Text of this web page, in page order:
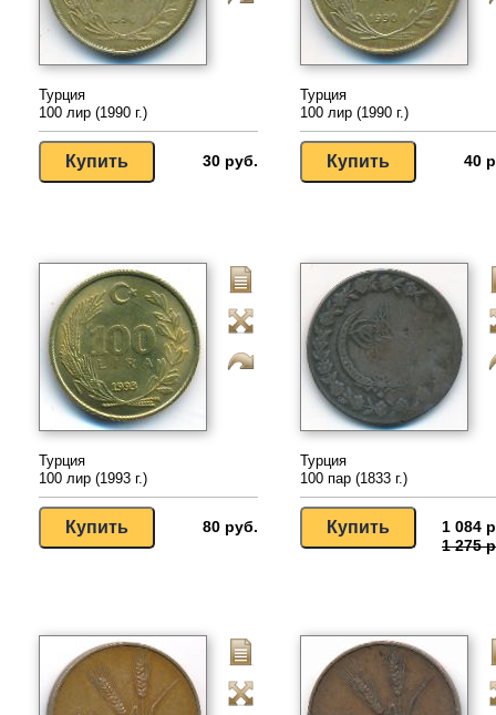
Турция
100 лир (1990 г.)
30 руб.
Турция
100 лир (1990 г.)
40
Турция
100 лир (1993 г.)
80 руб.
Турция
100 пар (1833 г.)
1 084
1 275